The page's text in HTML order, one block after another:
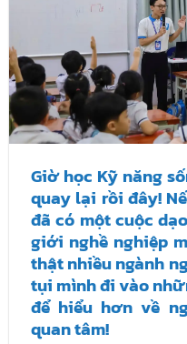
Giờ học Kỹ năng
quay lại rồi đây!
đã có một cuộc
giới nghề nghiệp
thật nhiều ngành
tụi mình đi vào
để hiểu hơn về
quan tâm!